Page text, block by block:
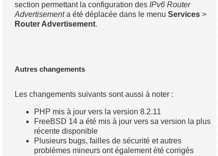
section permettant la configuration des IPv6 Router
Advertisementa été déplacée dans le menuServices >
Router Advertisement.
Autres changements
Les changements suivants sont aussi à noter :
PHP mis à jour vers la version 8.2.11
FreeBSD 14 a été mis à jour vers sa version la plus
récente disponible
Plusieurs bugs, failles de sécurité et autres
problèmes mineurs ont également été corrigés